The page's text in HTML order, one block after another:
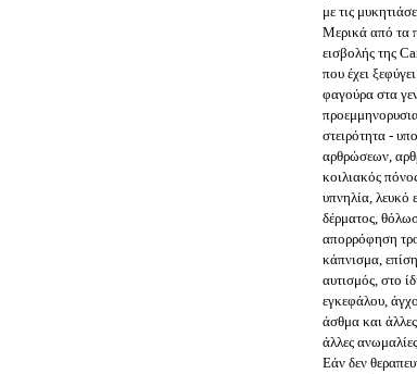
με τις
Μερικά από τα
εισβολής της
που έχει
φαγούρα στα
στειρότητα -
αρθρώσεων,
κοιλιακός
υπνηλία, λευκό
δέρματος,
απορρόφηση
κάπνισμα,
αυτισμός, στο
εγκεφάλου,
άσθμα και
άλλες
Εάν δεν